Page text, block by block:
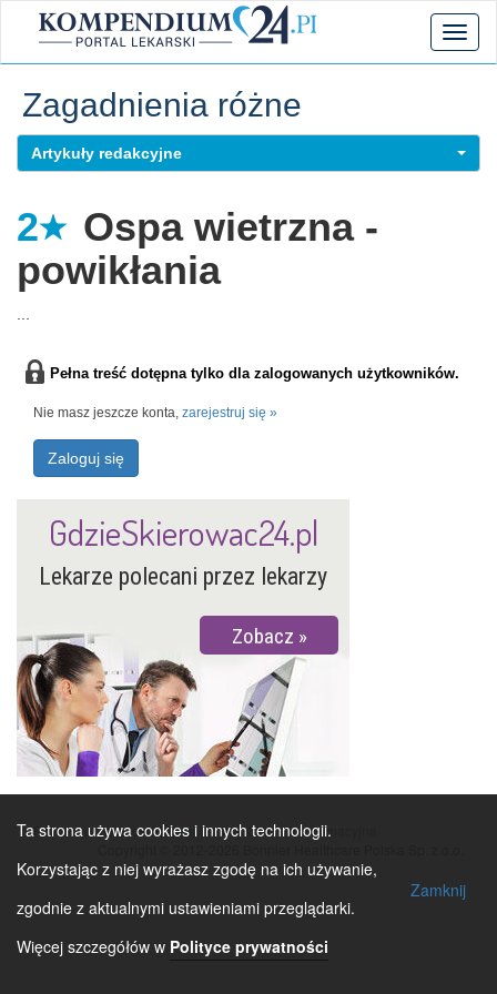
Zagadnienia różne
Artykuły redakcyjne
2
Ospa wietrzna -
powikłania
Pełna treść dotępna tylko dla zalogowanych użytkowników.
Nie masz jeszcze konta, zarejestruj się »
Zaloguj się
Lekarze polecani przez lekarzy
Zobacz
GdzieSkierowac24.pl
Polityka prywatności|Regulamin|Klauzula informacyjna
Ta strona używa cookies i innych technologii.
Korzystając z niej wyrażasz zgodę na ich używanie,
zgodnie z aktualnymi ustawieniami przeglądarki.
Więcej szczegółów w Polityce prywatności
Zamknij